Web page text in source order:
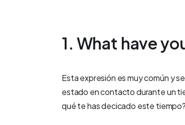
1. What have
Esta expresión es muy común y
estado en contacto durante un
qué te has decicado este